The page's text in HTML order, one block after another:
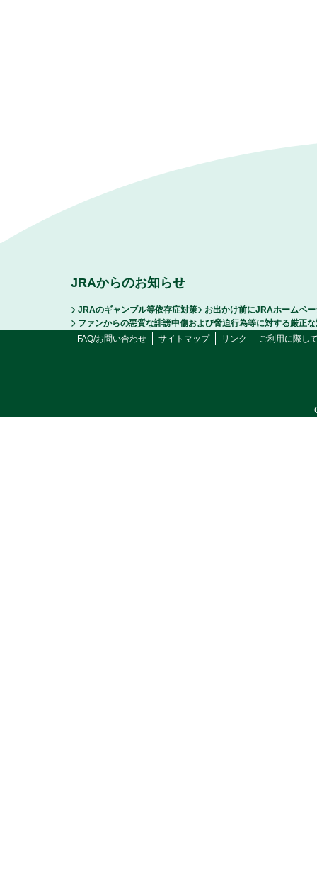
JRAからのお知らせ
JRAのギャンブル等依存症対策
お出かけ前にJRAホームペ
ファンからの悪質な誹謗中傷および脅迫行為等に対する厳正
FAQ/お問い合わせ
サイトマップ リンク ご利用に際し